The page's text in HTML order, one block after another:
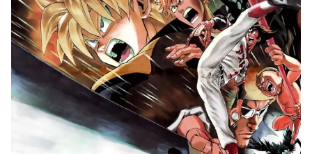
撃
【画像】顔100点、体30点の
女ｗｗｗ
Powered by livedoor 相互RSS
反応
韓国人「意外に日本人が不思
議に思い知らなかった事」
韓国人「日本の村上宗隆 vs
韓国のイ・ジョンフ」→「」
【MLB】